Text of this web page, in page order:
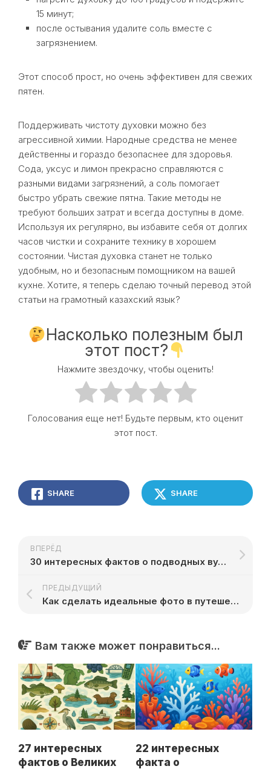
15 минут;
после остывания удалите соль вместе с
загрязнением.
Этот способ прост, но очень эффективен для свежих
пятен.
Поддерживать чистоту духовки можно без
агрессивной химии. Народные средства не менее
действенны и гораздо безопаснее для здоровья.
Сода, уксус и лимон прекрасно справляются с
разными видами загрязнений, а соль помогает
быстро убрать свежие пятна. Такие методы не
требуют больших затрат и всегда доступны в доме.
Используя их регулярно, вы избавите себя от долгих
часов чистки и сохраните технику в хорошем
состоянии. Чистая духовка станет не только
удобным, но и безопасным помощником на вашей
кухне. Хотите, я теперь сделаю точный перевод этой
статьи на грамотный казахский язык?
Насколько полезным был
этот пост?
Нажмите звездочку, чтобы оценить!
Голосования еще нет! Будьте первым, кто оценит
этот пост.
SHARE SHARE
ВПЕРЁД
30 интересных фактов о подводных вулканах
ПРЕДЫДУЩИЙ
Как сделать идеальные фото в путешествии
Вам также может понравиться...
27 интересных
фактов о Великих
22 интересных
факта о